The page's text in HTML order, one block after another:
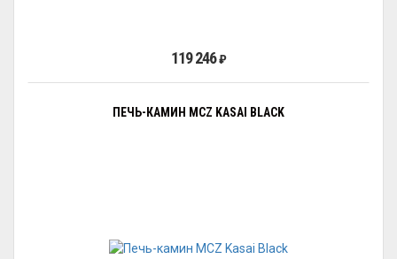
119 246₽
ПЕЧЬ-КАМИН MCZ KASAI BLACK